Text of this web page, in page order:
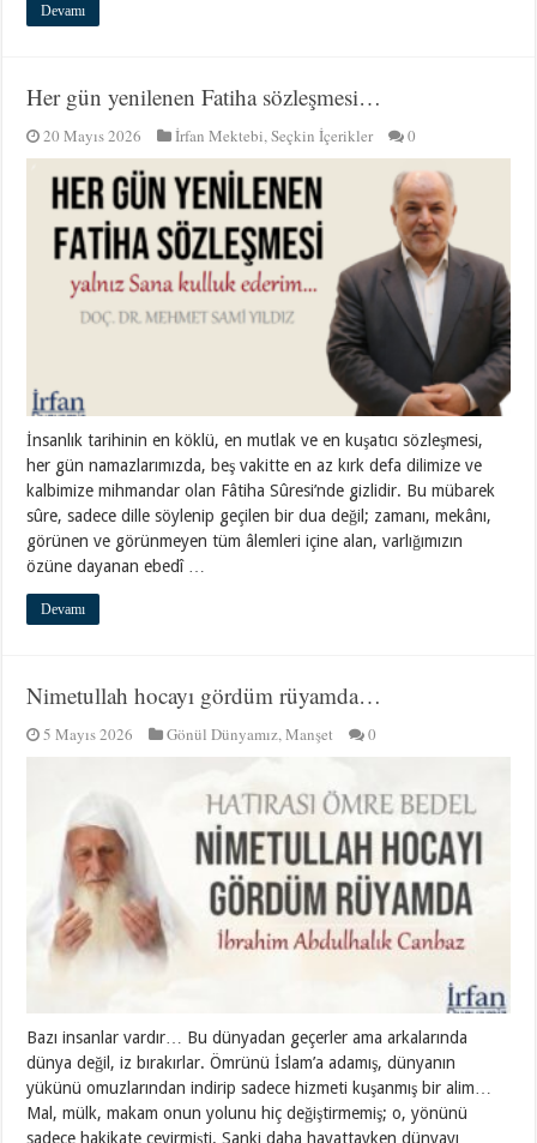
Devamı
Her gün yenilenen Fatiha sözleşmesi…
20 Mayıs 2026 İrfan Mektebi,Seçkin İçerikler 0
İnsanlık tarihinin en köklü, en mutlak ve en kuşatıcı sözleşmesi,
her gün namazlarımızda, beş vakitte en az kırk defa dilimize ve
kalbimize mihmandar olan Fâtiha Sûresi’nde gizlidir. Bu mübarek
sûre, sadece dille söylenip geçilen bir dua değil; zamanı, mekânı,
görünen ve görünmeyen tüm âlemleri içine alan, varlığımızın
özüne dayanan ebedî …
Devamı
Nimetullah hocayı gördüm rüyamda…
5 Mayıs 2026 Gönül Dünyamız,Manşet 0
Bazı insanlar vardır… Bu dünyadan geçerler ama arkalarında
dünya değil, iz bırakırlar. Ömrünü İslam’a adamış, dünyanın
yükünü omuzlarından indirip sadece hizmeti kuşanmış bir alim…
Mal, mülk, makam onun yolunu hiç değiştirmemiş; o, yönünü
sadece hakikate çevirmişti. Sanki daha hayattayken dünyayı